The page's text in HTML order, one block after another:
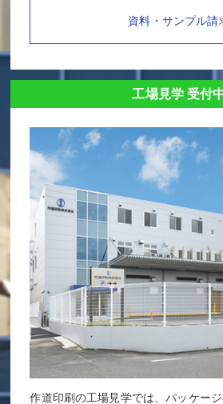
資料・サンプル請
工場見学 受付
作道印刷の工場見学では、パッケー